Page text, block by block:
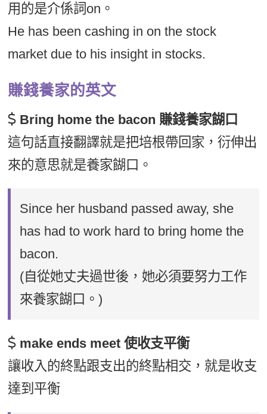
用的是介係詞on。
He has been cashing in on the stock
market due to his insight in stocks.
賺錢養家的英文
Bring home the bacon 賺錢養家餬口
這句話直接翻譯就是把培根帶回家，衍伸出
來的意思就是養家餬口。
Since her husband passed away, she
has had to work hard to bring home the
bacon.
(自從她丈夫過世後，她必須要努力工作
來養家餬口。)
make ends meet 使收支平衡
讓收入的終點跟支出的終點相交，就是收支
達到平衡